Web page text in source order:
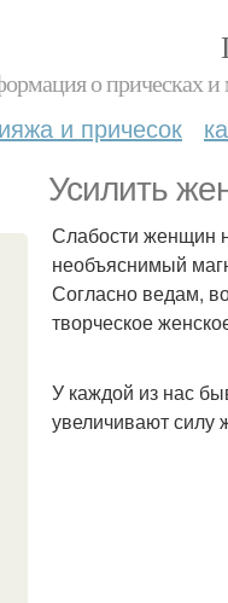
о прическах
и причесок
Усилить
Слабости женщин
необъяснимый
Согласно ведам,
творческое
У каждой из нас
увеличивают силу